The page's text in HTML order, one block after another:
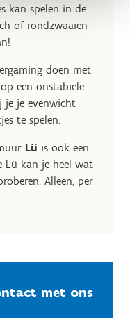
kan spelen in de
of rondzwaaien
doen met
een onstabiele
je je evenwicht
te spelen.
Lü is ook een
Lü kan je heel wat
Alleen, per
met ons